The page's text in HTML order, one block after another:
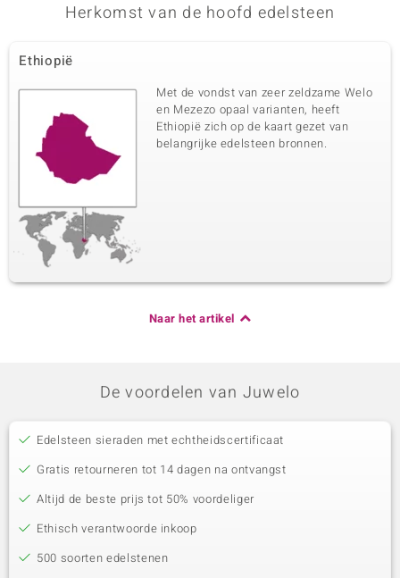
Herkomst van de hoofd edelsteen
Ethiopië
Met de vondst van zeer zeldzame Welo
en Mezezo opaal varianten, heeft
Ethiopië zich op de kaart gezet van
belangrijke edelsteen bronnen.
Naar het artikel
De voordelen van Juwelo
Edelsteen sieraden met echtheidscertificaat
Gratis retourneren tot 14 dagen na ontvangst
Altijd de beste prijs tot 50% voordeliger
Ethisch verantwoorde inkoop
500 soorten edelstenen